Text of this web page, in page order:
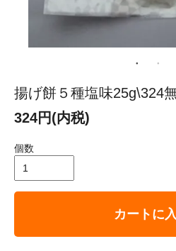
揚げ餅５種塩味25g\324
324円(内税)
個数
カートに